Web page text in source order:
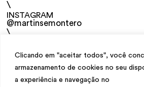
Clicando em "aceitar todos", você
armazenamento de cookies no seu
a experiência e navegação no
\
INSTAGRAM
@martinsemontero
\